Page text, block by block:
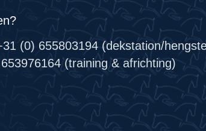
(0) 655803194 (dekstation/
(training & africhting)